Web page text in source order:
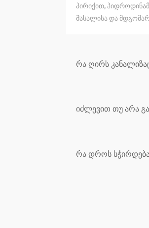
პირიქით,
მასალისა და
რა ღირს
იძლევით თუ არა
რა დროს